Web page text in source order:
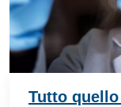
Tutto quello